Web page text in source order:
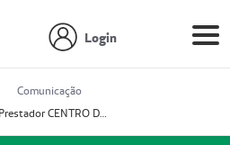
Login
Comunicação
Prestador CENTRO DE ONCOLOGIA